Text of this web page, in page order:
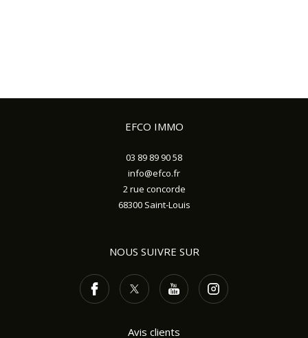
EFCO IMMO
03 89 89 90 58
info@efco.fr
2 rue concorde
68300
Saint-Louis
NOUS SUIVRE SUR
Avis clients